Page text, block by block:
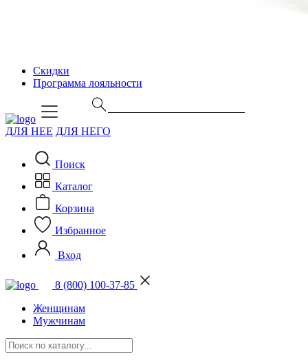
Скидки
Программа лояльности
ДЛЯ НЕЕ ДЛЯ НЕГО
Поиск
Каталог
Корзина
Избранное
Вход
8 (800) 100-37-85
Женщинам
Мужчинам